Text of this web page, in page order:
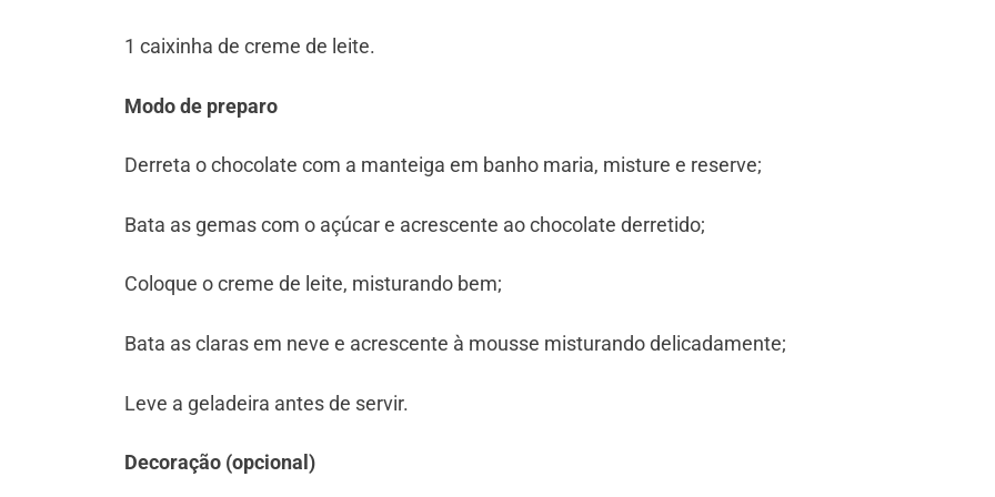
⁠1 caixinha de creme de leite.
Modo de preparo
Derreta o chocolate com a manteiga em banho maria, misture e reserve;
⁠Bata as gemas com o açúcar e acrescente ao chocolate derretido;
Coloque o creme de leite, misturando bem;
⁠Bata as claras em neve e acrescente à mousse misturando delicadamente;
Leve a geladeira antes de servir.
Decoração (opcional)